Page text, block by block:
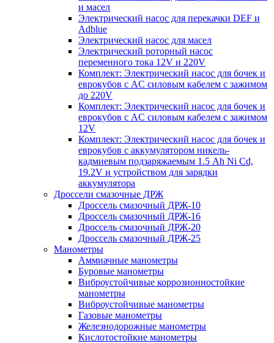
и масел
Электрический насос для перекачки DEF и
Adblue
Электрический насос для масел
Электрический роторный насос
переменного тока 12V и 220V
Комплект: Электрический насос для бочек и
еврокубов с AC силовым кабелем с зажимом
до 220V
Комплект: Электрический насос для бочек и
еврокубов с AC силовым кабелем с зажимом
12V
Комплект: Электрический насос для бочек и
еврокубов с аккумулятором никель-
кадмиевым подзаряжаемым 1.5 Ah Ni Cd,
19.2V и устройством для зарядки
аккумулятора
Дроссели смазочные ДРЖ
Дроссель смазочный ДРЖ-10
Дроссель смазочный ДРЖ-16
Дроссель смазочный ДРЖ-20
Дроссель смазочный ДРЖ-25
Манометры
Аммиачные манометры
Буровые манометры
Виброустойчивые коррозионностойкие
манометры
Виброустойчивые манометры
Газовые манометры
Железнодорожные манометры
Кислотостойкие манометры